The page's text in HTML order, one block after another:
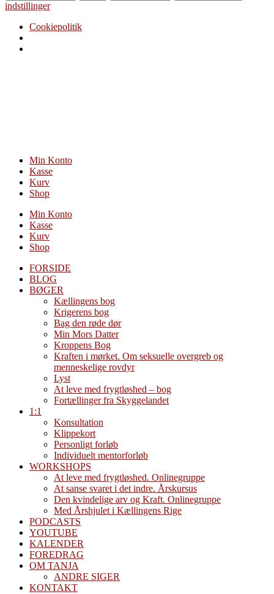
indstillinger
Cookiepolitik
Min Konto
Kasse
Kurv
Shop
Min Konto
Kasse
Kurv
Shop
FORSIDE
BLOG
BØGER
Kællingens bog
Krigerens bog
Bag den røde dør
Min Mors Datter
Kroppens Bog
Kraften i mørket. Om seksuelle overgreb og
menneskelige rovdyr
Lyst
At leve med frygtløshed – bog
Fortællinger fra Skyggelandet
1:1
Konsultation
Klippekort
Personligt forløb
Individuelt mentorforløb
WORKSHOPS
At leve med frygtløshed. Onlinegruppe
At sanse svaret i det indre. Årskursus
Den kvindelige arv og Kraft. Onlinegruppe
Med Årshjulet i Kællingens Rige
PODCASTS
YOUTUBE
KALENDER
FOREDRAG
OM TANJA
ANDRE SIGER
KONTAKT